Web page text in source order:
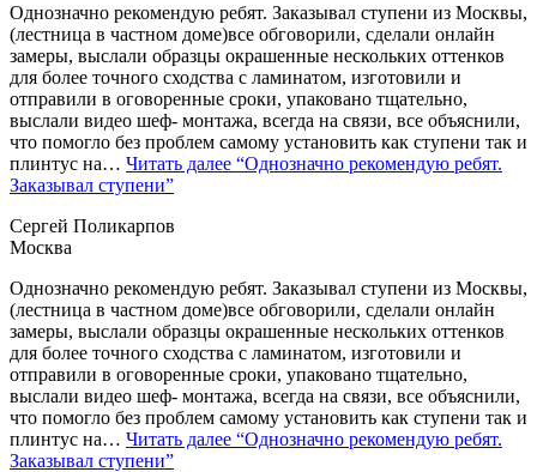
Однозначно рекомендую ребят. Заказывал ступени из Москвы,
(лестница в частном доме)все обговорили, сделали онлайн
замеры, выслали образцы окрашенные нескольких оттенков
для более точного сходства с ламинатом, изготовили и
отправили в оговоренные сроки, упаковано тщательно,
выслали видео шеф- монтажа, всегда на связи, все объяснили,
что помогло без проблем самому установить как ступени так и
плинтус на… Читать далее “Однозначно рекомендую ребят.
Заказывал ступени”
Сергей Поликарпов
Москва
Однозначно рекомендую ребят. Заказывал ступени из Москвы,
(лестница в частном доме)все обговорили, сделали онлайн
замеры, выслали образцы окрашенные нескольких оттенков
для более точного сходства с ламинатом, изготовили и
отправили в оговоренные сроки, упаковано тщательно,
выслали видео шеф- монтажа, всегда на связи, все объяснили,
что помогло без проблем самому установить как ступени так и
плинтус на… Читать далее “Однозначно рекомендую ребят.
Заказывал ступени”